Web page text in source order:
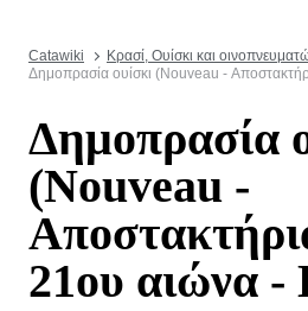
Catawiki Κρασί, Ουίσκι και
Δημοπρασία ουίσκι (Nouveau -
Δημοπρασία
(Nouveau -
21ου αιώνα